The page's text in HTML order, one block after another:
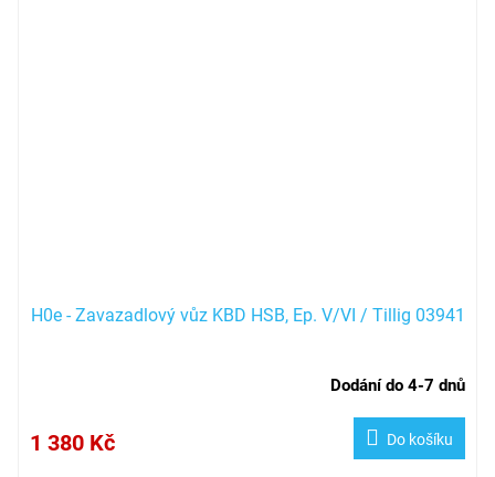
H0e - Zavazadlový vůz KBD HSB, Ep. V/VI / Tillig 03941
Dodání do 4-7 dnů
1 380 Kč Do košíku